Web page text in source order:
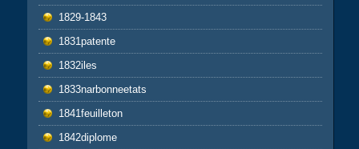
1829-1843
1831patente
1832iles
1833narbonneetats
1841feuilleton
1842diplome